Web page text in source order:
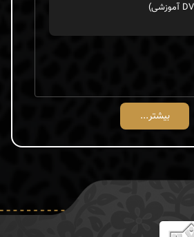
بیشتر...